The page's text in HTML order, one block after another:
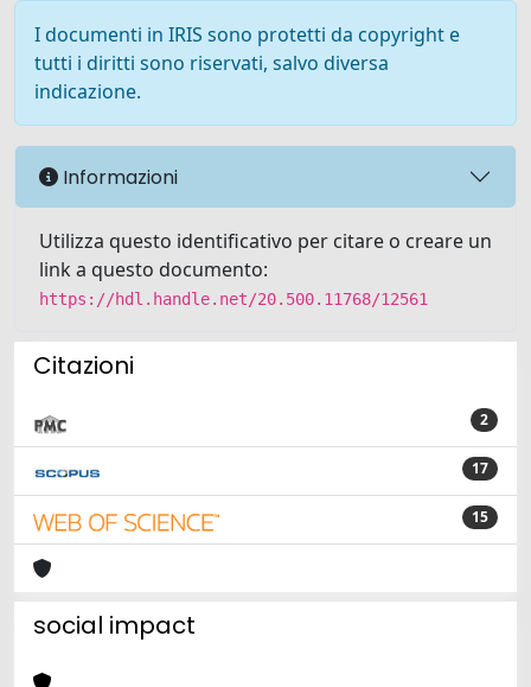
I documenti in IRIS sono protetti da copyright e
tutti i diritti sono riservati, salvo diversa
indicazione.
Informazioni
Utilizza questo identificativo per citare o creare un
link a questo documento:
https://hdl.handle.net/20.500.11768/12561
Citazioni
2
17
15
social impact